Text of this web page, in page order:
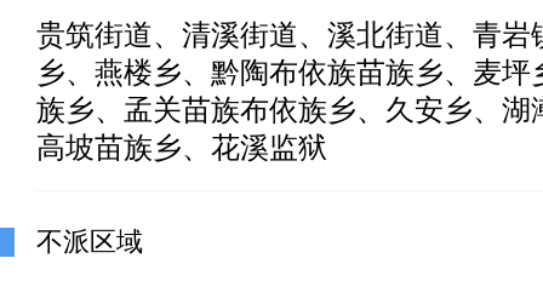
贵筑街道、清溪街道、溪北街道、青岩
乡、燕楼乡、黔陶布依族苗族乡、麦
族乡、孟关苗族布依族乡、久安乡、湖
高坡苗族乡、花溪监狱
不派区域